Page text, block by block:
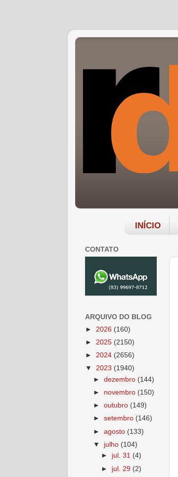
INÍCIO
CONTATO
ARQUIVO DO BLOG
► 2026 (160)
► 2025 (2150)
► 2024 (2656)
▼ 2023 (1940)
►dezembro (144)
► novembro (150)
►outubro (149)
►setembro (146)
►agosto (133)
▼ julho (104)
► jul. 31 (4)
► jul. 29 (2)